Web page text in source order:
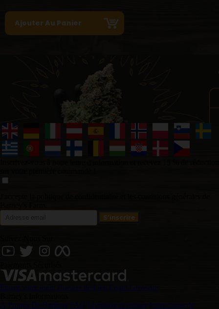
Entrez votre login changer de Lieu Login Grossiste
À Propos De Barneys FAQ Livraison et retours Instructions de